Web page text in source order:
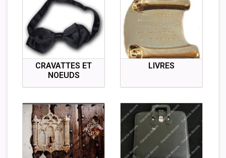
CRAVATTES ET
NOEUDS
LIVRES